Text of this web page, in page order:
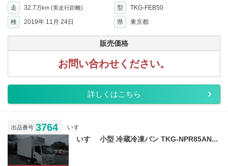
走 32.7万km (実走行距離) 型
TKG-FEB50
検
2019年 11月 24日 県 東京都
販売価格
お問い合わせください。
詳しくはこちら
出品番号 3764 いすゞ
いすゞ 小型 冷蔵冷凍バン TKG-NPR85AN...